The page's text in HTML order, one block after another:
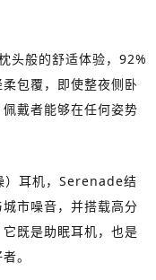
般的舒适体验，92%
包覆，即使整夜侧卧
戴者能够在任何姿势
）耳机，Serenade结
市噪音，并搭载高分
既是助眠耳机，也是
。